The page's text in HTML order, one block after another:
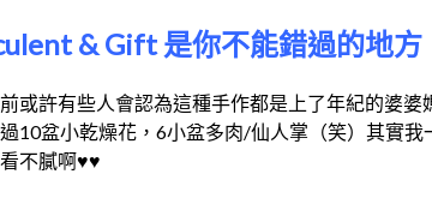
& Gift 是你不能錯過的地方
許有些人會認為這種手作都是上了年紀的婆
10盆小乾燥花，6小盆多肉/仙人掌（笑）其實
不膩啊♥♥